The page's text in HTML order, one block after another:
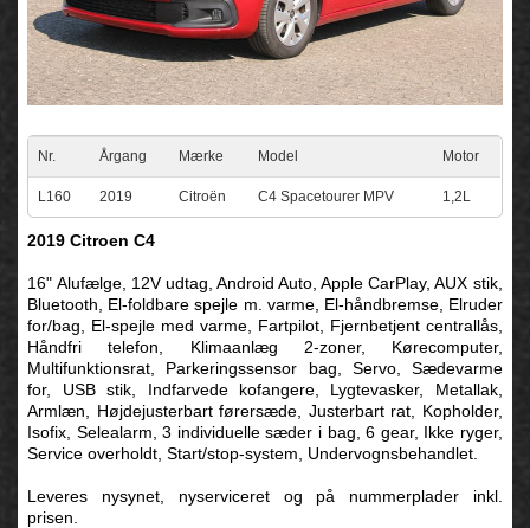
Nr. Årgang Mærke Model Motor
L160 2019 Citroën C4 Spacetourer MPV 1,2L
2019 Citroen C4
16" Alufælge, 12V udtag, Android Auto, Apple CarPlay, AUX stik,
Bluetooth, El-foldbare spejle m. varme, El-håndbremse, Elruder
for/bag, El-spejle med varme, Fartpilot, Fjernbetjent centrallås,
Håndfri telefon, Klimaanlæg 2-zoner, Kørecomputer,
Multifunktionsrat, Parkeringssensor bag, Servo, Sædevarme
for, USB stik, Indfarvede kofangere, Lygtevasker, Metallak,
Armlæn, Højdejusterbart førersæde, Justerbart rat, Kopholder,
Isofix, Selealarm, 3 individuelle sæder i bag, 6 gear, Ikke ryger,
Service overholdt, Start/stop-system, Undervognsbehandlet.
Leveres nysynet, nyserviceret og på nummerplader inkl.
prisen.